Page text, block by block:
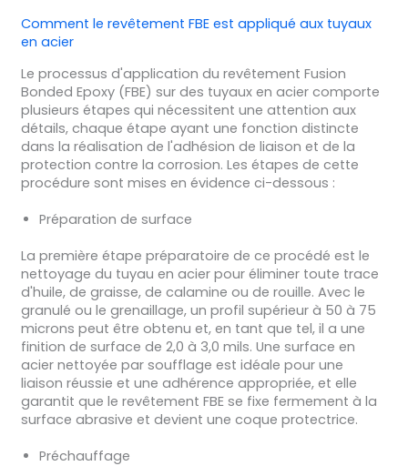
Comment le revêtement FBE est appliqué aux tuyaux
en acier
Le processus d'application du revêtement Fusion
Bonded Epoxy (FBE) sur des tuyaux en acier comporte
plusieurs étapes qui nécessitent une attention aux
détails, chaque étape ayant une fonction distincte
dans la réalisation de l'adhésion de liaison et de la
protection contre la corrosion. Les étapes de cette
procédure sont mises en évidence ci-dessous :
Préparation de surface
La première étape préparatoire de ce procédé est le
nettoyage du tuyau en acier pour éliminer toute trace
d'huile, de graisse, de calamine ou de rouille. Avec le
granulé ou le grenaillage, un profil supérieur à 50 à 75
microns peut être obtenu et, en tant que tel, il a une
finition de surface de 2,0 à 3,0 mils. Une surface en
acier nettoyée par soufflage est idéale pour une
liaison réussie et une adhérence appropriée, et elle
garantit que le revêtement FBE se fixe fermement à la
surface abrasive et devient une coque protectrice.
Préchauffage